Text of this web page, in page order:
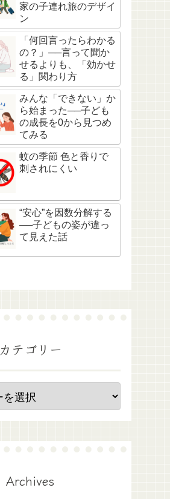
家の子連れ旅のデザイ
ン
「何回言ったらわかる
の？」──言って聞か
せるよりも、「効かせ
る」関わり方
みんな「できない」か
ら始まった──子ども
の成長を0から見つめ
てみる
蚊の季節 色と香りで
刺されにくい
“安心”を因数分解する
──子どもの姿が違っ
て見えた話
カテゴリー
Archives